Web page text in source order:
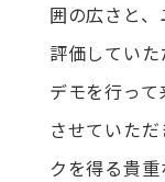
囲の広さと
評価していた
デモを行っ
させていた
クを得る貴重